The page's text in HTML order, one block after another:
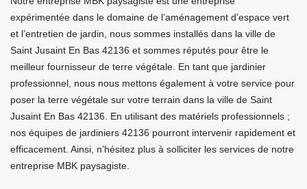
expérimentée dans le domaine de l’aménagement d’espace vert
et l’entretien de jardin, nous sommes installés dans la ville de
Saint Jusaint En Bas 42136 et sommes réputés pour être le
meilleur fournisseur de terre végétale. En tant que jardinier
professionnel, nous nous mettons également à votre service pour
poser la terre végétale sur votre terrain dans la ville de Saint
Jusaint En Bas 42136. En utilisant des matériels professionnels ;
nos équipes de jardiniers 42136 pourront intervenir rapidement et
efficacement. Ainsi, n’hésitez plus à solliciter les services de notre
entreprise MBK paysagiste.